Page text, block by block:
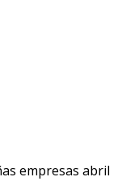
empresas abril